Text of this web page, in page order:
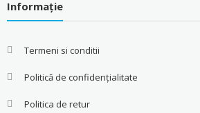
Informație
Termeni si conditii
Politică de confidențialitate
Politica de retur